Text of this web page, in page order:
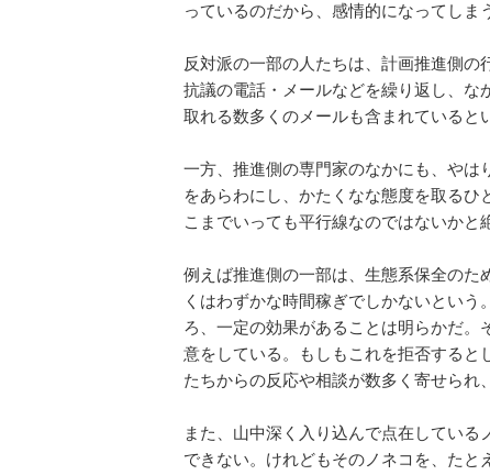
っているのだから、感情的になってしま
反対派の一部の人たちは、計画推進側
抗議の電話・メールなどを繰り返し、な
取れる数多くのメールも含まれていると
一方、推進側の専門家のなかにも、や
をあらわにし、かたくなな態度を取る
こまでいっても平行線なのではないかと
例えば推進側の一部は、生態系保全のた
くはわずかな時間稼ぎでしかないとい
ろ、一定の効果があることは明らかだ
意をしている。もしもこれを拒否すると
たちからの反応や相談が数多く寄せられ
また、山中深く入り込んで点在してい
できない。けれどもそのノネコを、たと